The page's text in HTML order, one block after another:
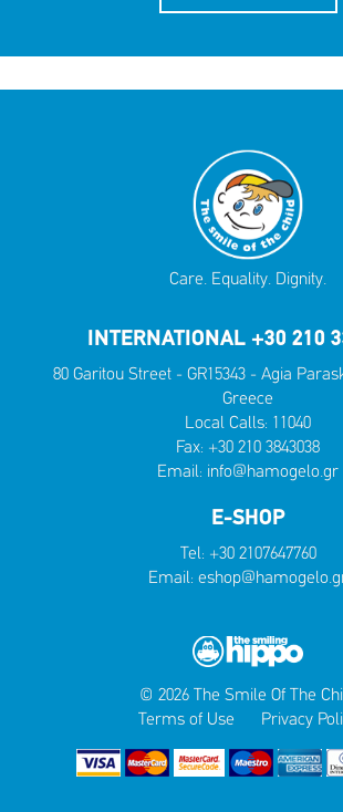
Care. Equality. Dignity.
INTERNATIONAL +30 210
80 Garitou Street - GR15343 - Agia
Greece
Local Calls: 11040
Fax: +30 210 3843038
Email: info@hamogelo.gr
E-SHOP
Tel: +30 2107647760
Email:
© 2026 The Smile Of The
Terms of Use
Privacy